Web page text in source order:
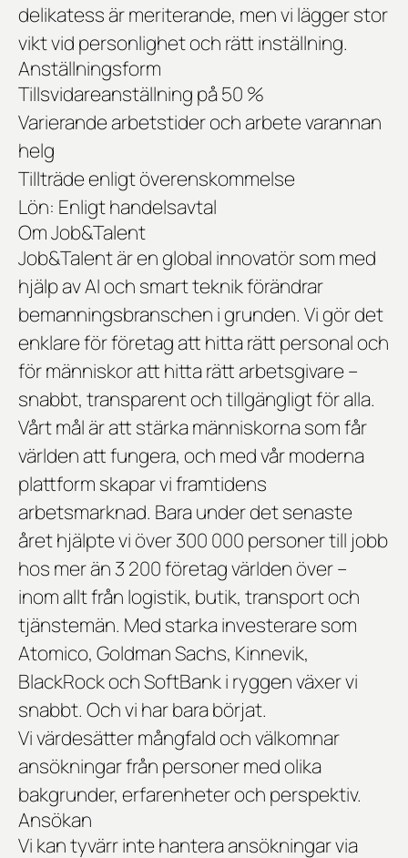
delikatess är meriterande, men vi lägger stor
vikt vid personlighet och rätt inställning.
Anställningsform
Tillsvidareanställning på 50 %
Varierande arbetstider och arbete varannan
helg
Tillträde enligt överenskommelse
Lön: Enligt handelsavtal
Om Job&Talent
Job&Talent är en global innovatör som med
hjälp av AI och smart teknik förändrar
bemanningsbranschen i grunden. Vi gör det
enklare för företag att hitta rätt personal och
för människor att hitta rätt arbetsgivare –
snabbt, transparent och tillgängligt för alla.
Vårt mål är att stärka människorna som får
världen att fungera, och med vår moderna
plattform skapar vi framtidens
arbetsmarknad. Bara under det senaste
året hjälpte vi över 300 000 personer till jobb
hos mer än 3 200 företag världen över –
inom allt från logistik, butik, transport och
tjänstemän. Med starka investerare som
Atomico, Goldman Sachs, Kinnevik,
BlackRock och SoftBank i ryggen växer vi
snabbt. Och vi har bara börjat.
Vi värdesätter mångfald och välkomnar
ansökningar från personer med olika
bakgrunder, erfarenheter och perspektiv.
Ansökan
Vi kan tyvärr inte hantera ansökningar via